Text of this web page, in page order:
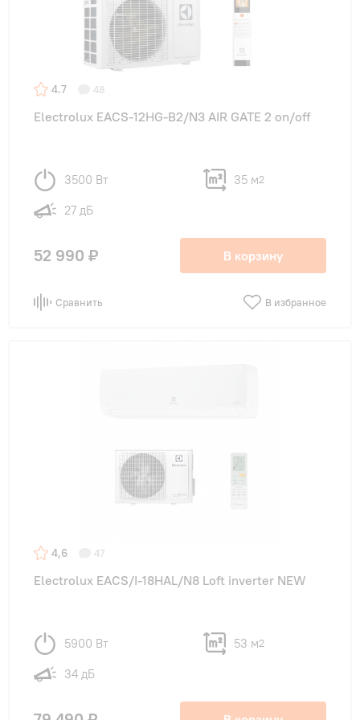
4.7 48
Electrolux EACS-12HG-B2/N3 AIR GATE 2 on/off
3500 Вт 35 м2
27 дБ
52 990 ₽ В корзину
Сравнить В избранное
4,6 47
Electrolux EACS/I-18HAL/N8 Loft inverter NEW
5900 Вт 53 м2
34 дБ